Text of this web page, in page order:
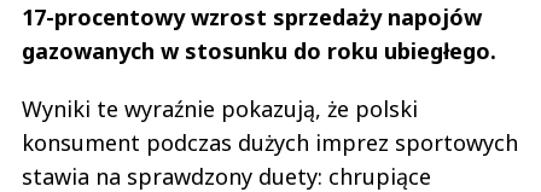
17-procentowy wzrost sprzedaży napojów
gazowanych w stosunku do roku ubiegłego.
Wyniki te wyraźnie pokazują, że polski
konsument podczas dużych imprez sportowych
stawia na sprawdzony duety: chrupiące